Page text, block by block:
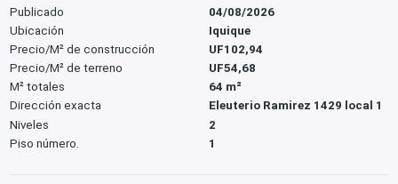
Publicado
04/08/2026
Ubicación
Iquique
Precio/M² de construcción
UF102,94
Precio/M² de terreno
UF54,68
M² totales
64 m²
Dirección exacta
Eleuterio Ramirez 1429 local 1
Niveles
2
Piso número.
1